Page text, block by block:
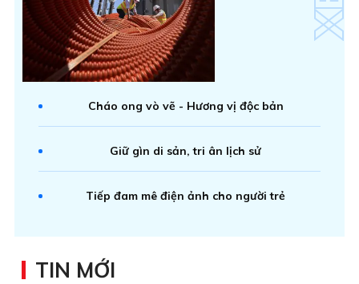
Cháo ong vò vẽ - Hương vị độc bản
Giữ gìn di sản, tri ân lịch sử
Tiếp đam mê điện ảnh cho người trẻ
TIN MỚI